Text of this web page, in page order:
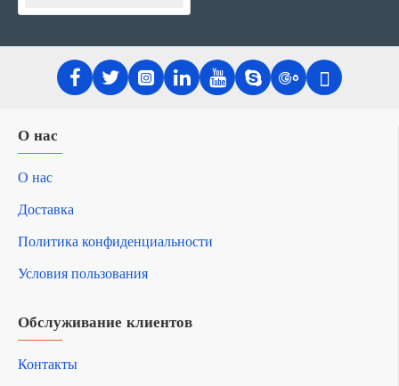
О нас
О нас
Доставка
Политика конфиденциальности
Условия пользования
Обслуживание клиентов
Контакты